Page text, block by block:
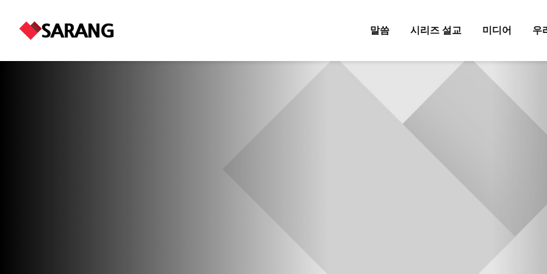
말씀 시리즈 설교 미디어 우